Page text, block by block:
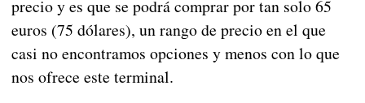
precio y es que se podrá comprar por tan solo 65
euros (75 dólares), un rango de precio en el que
casi no encontramos opciones y menos con lo que
nos ofrece este terminal.